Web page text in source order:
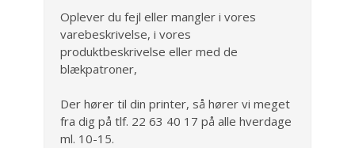
Oplever du fejl eller mangler i vores
varebeskrivelse, i vores
produktbeskrivelse eller med de
blækpatroner,
Der hører til din printer, så hører vi meget
fra dig på tlf. 22 63 40 17 på alle hverdage
ml. 10-15.